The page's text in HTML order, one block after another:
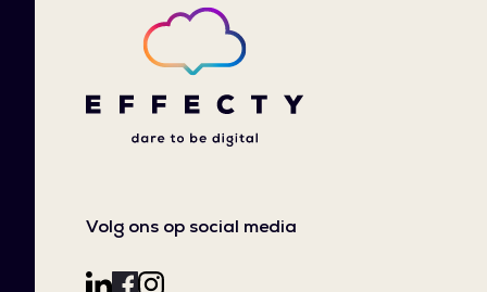
Volg ons op social media